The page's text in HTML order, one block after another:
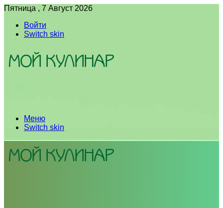
Пятница , 7 Август 2026
Войти
Switch skin
Меню
Switch skin